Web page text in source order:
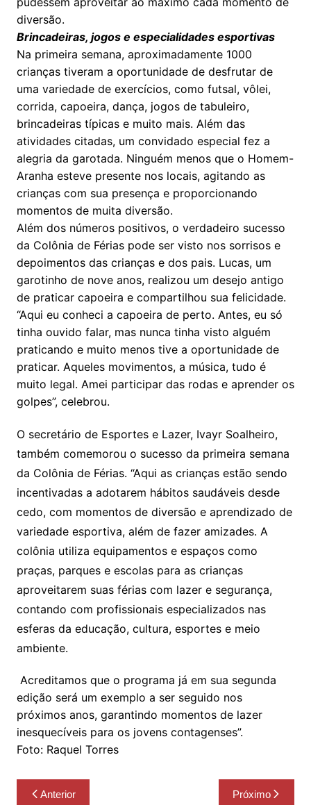
diversão.
Brincadeiras, jogos e especialidades esportivas
Na primeira semana, aproximadamente 1000
crianças tiveram a oportunidade de desfrutar de
uma variedade de exercícios, como futsal, vôlei,
corrida, capoeira, dança, jogos de tabuleiro,
brincadeiras típicas e muito mais. Além das
atividades citadas, um convidado especial fez a
alegria da garotada. Ninguém menos que o Homem-
Aranha esteve presente nos locais, agitando as
crianças com sua presença e proporcionando
momentos de muita diversão.
Além dos números positivos, o verdadeiro sucesso
da Colônia de Férias pode ser visto nos sorrisos e
depoimentos das crianças e dos pais. Lucas, um
garotinho de nove anos, realizou um desejo antigo
de praticar capoeira e compartilhou sua felicidade.
“Aqui eu conheci a capoeira de perto. Antes, eu só
tinha ouvido falar, mas nunca tinha visto alguém
praticando e muito menos tive a oportunidade de
praticar. Aqueles movimentos, a música, tudo é
muito legal. Amei participar das rodas e aprender os
golpes”, celebrou.
O secretário de Esportes e Lazer, Ivayr Soalheiro,
também comemorou o sucesso da primeira semana
da Colônia de Férias. “Aqui as crianças estão sendo
incentivadas a adotarem hábitos saudáveis desde
cedo, com momentos de diversão e aprendizado de
variedade esportiva, além de fazer amizades. A
colônia utiliza equipamentos e espaços como
praças, parques e escolas para as crianças
aproveitarem suas férias com lazer e segurança,
contando com profissionais especializados nas
esferas da educação, cultura, esportes e meio
ambiente.
Acreditamos que o programa já em sua segunda
edição será um exemplo a ser seguido nos
próximos anos, garantindo momentos de lazer
inesquecíveis para os jovens contagenses”.
Foto: Raquel Torres
Navegação
Anterior Próximo